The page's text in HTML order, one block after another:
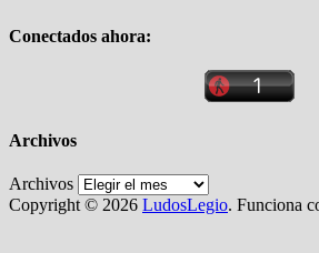
Conectados ahora:
Archivos
Archivos
Copyright © 2026 LudosLegio. Funciona